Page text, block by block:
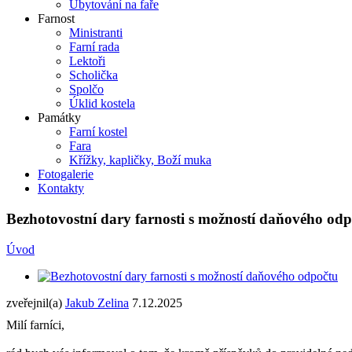
Ubytování na faře
Farnost
Ministranti
Farní rada
Lektoři
Scholička
Spolčo
Úklid kostela
Památky
Farní kostel
Fara
Křížky, kapličky, Boží muka
Fotogalerie
Kontakty
Bezhotovostní dary farnosti s možností daňového
Úvod
zveřejnil(a) Jakub Zelina 7.12.2025
Milí farníci,